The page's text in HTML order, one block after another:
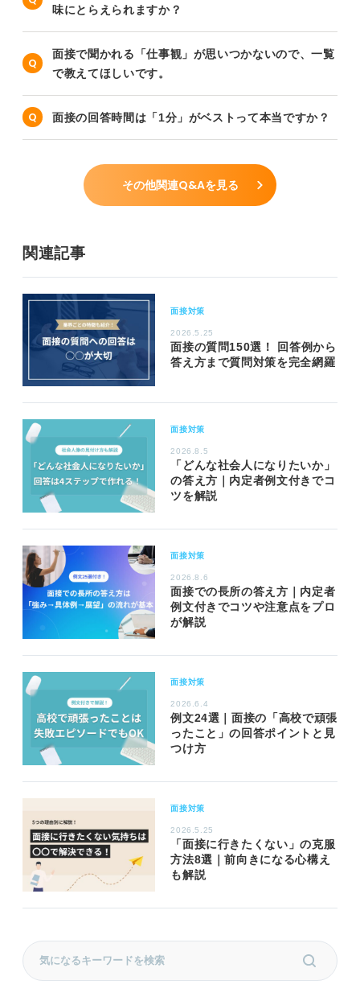
味にとらえられますか？
面接で聞かれる「仕事観」が思いつかないので、一覧
で教えてほしいです。
面接の回答時間は「1分」がベストって本当ですか？
その他関連Q&Aを見る
関連記事
面接対策
2026.5.25
面接の質問150選！ 回答例から
答え方まで質問対策を完全網羅
面接対策
2026.8.5
「どんな社会人になりたいか」
の答え方｜内定者例文付きでコ
ツを解説
面接対策
2026.8.6
面接での長所の答え方｜内定者
例文付きでコツや注意点をプロ
が解説
面接対策
2026.6.4
例文24選｜面接の「高校で頑張
ったこと」の回答ポイントと見
つけ方
面接対策
2026.5.25
「面接に行きたくない」の克服
方法8選｜前向きになる心構え
も解説